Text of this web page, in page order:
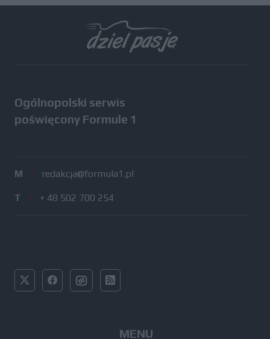
Ogólnopolski serwis
poświęcony Formule 1
M / redakcja@formula1.pl
T / + 48 502 700 254
MENU